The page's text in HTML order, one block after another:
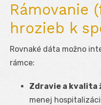
Rámovanie
hrozieb k
Rovnaké dáta možno
rámce:
Zdravie a kvalita
menej